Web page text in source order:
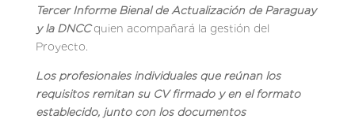
Tercer Informe Bienal de Actualización de Paraguay
y la DNCCquien acompañará la gestión del
Proyecto.
Los profesionales individuales que reúnan los
requisitos remitan su CV firmado y en el formato
establecido, junto con los documentos